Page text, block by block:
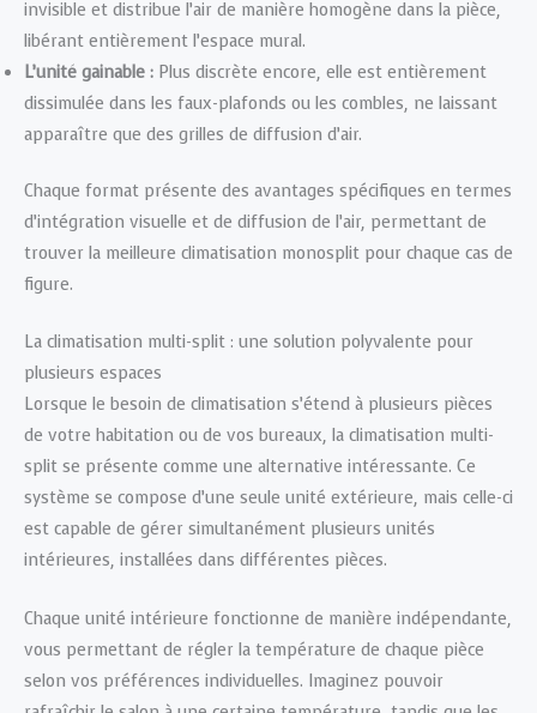
invisible et distribue l’air de manière homogène dans la pièce,
libérant entièrement l’espace mural.
L’unité gainable : Plus discrète encore, elle est entièrement
dissimulée dans les faux-plafonds ou les combles, ne laissant
apparaître que des grilles de diffusion d’air.
Chaque format présente des avantages spécifiques en termes
d’intégration visuelle et de diffusion de l’air, permettant de
trouver la meilleure climatisation monosplit pour chaque cas de
figure.
La climatisation multi-split : une solution polyvalente pour
plusieurs espaces
Lorsque le besoin de climatisation s’étend à plusieurs pièces
de votre habitation ou de vos bureaux, la climatisation multi-
split se présente comme une alternative intéressante. Ce
système se compose d’une seule unité extérieure, mais celle-ci
est capable de gérer simultanément plusieurs unités
intérieures, installées dans différentes pièces.
Chaque unité intérieure fonctionne de manière indépendante,
vous permettant de régler la température de chaque pièce
selon vos préférences individuelles. Imaginez pouvoir